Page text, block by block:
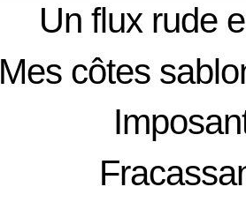
Un flux rude
Mes côtes